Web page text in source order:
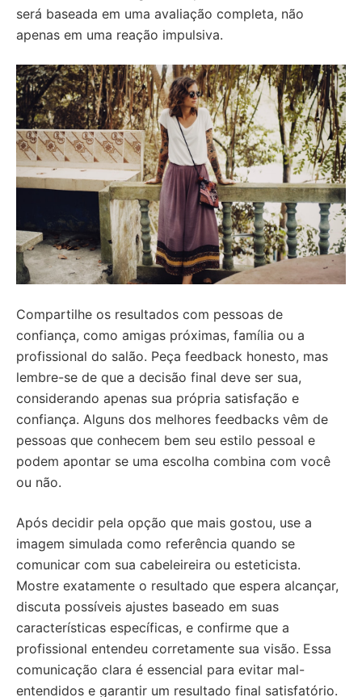
será baseada em uma avaliação completa, não
apenas em uma reação impulsiva.
Compartilhe os resultados com pessoas de
confiança, como amigas próximas, família ou a
profissional do salão. Peça feedback honesto, mas
lembre-se de que a decisão final deve ser sua,
considerando apenas sua própria satisfação e
confiança. Alguns dos melhores feedbacks vêm de
pessoas que conhecem bem seu estilo pessoal e
podem apontar se uma escolha combina com você
ou não.
Após decidir pela opção que mais gostou, use a
imagem simulada como referência quando se
comunicar com sua cabeleireira ou esteticista.
Mostre exatamente o resultado que espera alcançar,
discuta possíveis ajustes baseado em suas
características específicas, e confirme que a
profissional entendeu corretamente sua visão. Essa
comunicação clara é essencial para evitar mal-
entendidos e garantir um resultado final satisfatório.